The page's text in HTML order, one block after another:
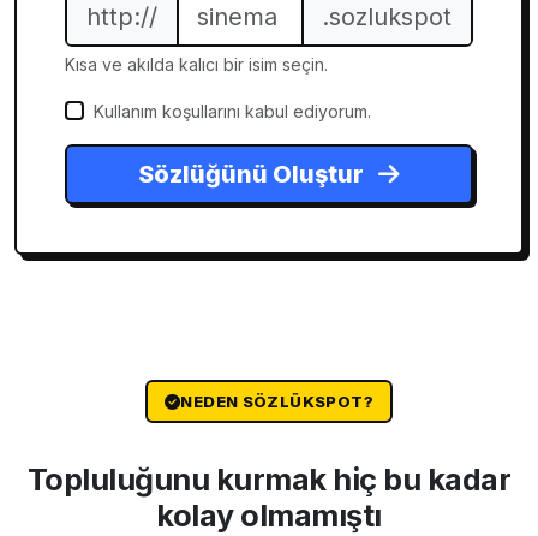
http:// .sozlukspot
Kısa ve akılda kalıcı bir isim seçin.
Kullanım koşullarını kabul ediyorum.
Sözlüğünü Oluştur
NEDEN SÖZLÜKSPOT?
Topluluğunu kurmak hiç bu kadar
kolay olmamıştı